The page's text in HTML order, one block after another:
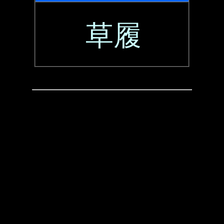
草履